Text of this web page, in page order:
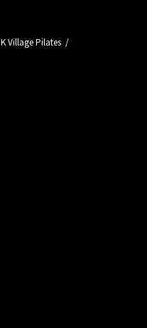
K Village Pilates